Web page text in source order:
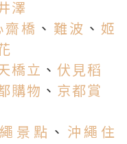
澤
齋橋 、 難波 、姬
橋立 、 伏見稻
購物 、 京都賞
景點 、 沖繩住